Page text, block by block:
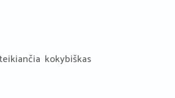
kokybiškas